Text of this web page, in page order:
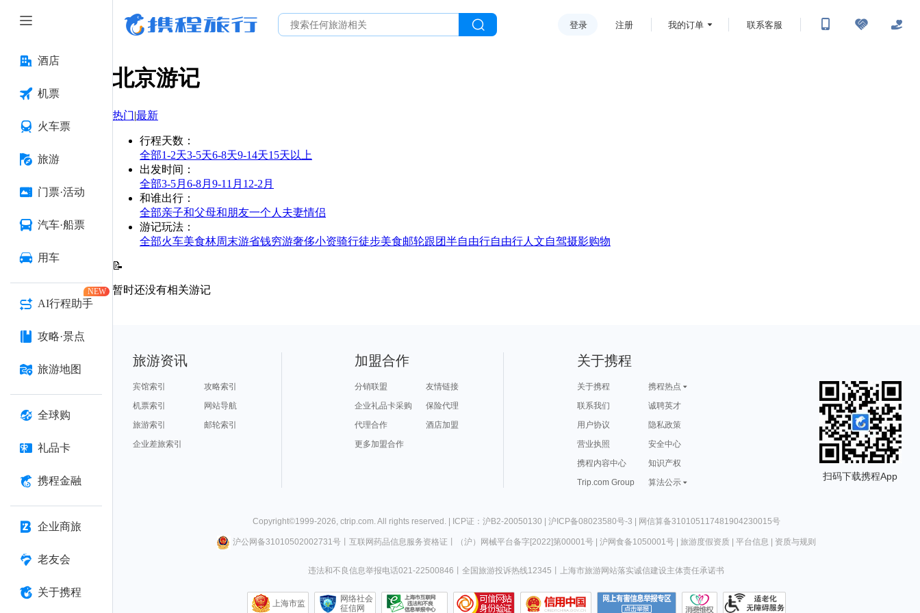
酒店
机票
火车票
旅游
门票·活动
汽车·船票
用车
AI行程助手
NEW
攻略·景点
旅游地图
全球购
礼品卡
携程金融
企业商旅
老友会
关于携程
登录 注册 我的订单 联系客服
北京游记
热门|最新
行程天数 ：
全部1-2天3-5天6-8天9-14天15天以上
出发时间 ：
全部3-5月 6-8月 9-11月 12-2月
和谁出行 ：
全部亲子和父母和朋友一个人 夫妻情侣
游记玩法 ：
全部火车美食林周末游省钱穷游奢侈小资骑行徒步美食邮轮跟团半自由行自由行人文自驾摄影购物
📝
暂时还没有相关游记
旅游资讯
宾馆索引
攻略索引
机票索引
网站导航
旅游索引
邮轮索引
企业差旅索引
加盟合作
分销联盟
友情链接
企业礼品卡采购
保险代理
代理合作
酒店加盟
更多加盟合作
关于携程
关于携程
携程热点
联系我们
诚聘英才
用户协议
隐私政策
营业执照
安全中心
携程内容中心
知识产权
Trip.com Group
算法公示
扫码下载携程App
Copyright©1999-2026, ctrip.com. All rights reserved. | ICP证：沪B2-20050130 | 沪ICP备08023580号-3 | 网信算备310105117481904230015号
沪公网备31010502002731号丨 互联网药品信息服务资格证 （沪）网械平台备字[2022]第00001号| 沪网食备1050001号| 旅游度假资质| 平台信息 资质与规则
违法和不良信息举报电话021-22500846 全国旅游投诉热线12345 上海市旅游网站落实诚信建设主体责任承诺书
上海市监
网络社会
征信网